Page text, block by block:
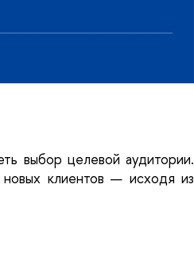
выбор целевой аудитории.
клиентов — исходя из